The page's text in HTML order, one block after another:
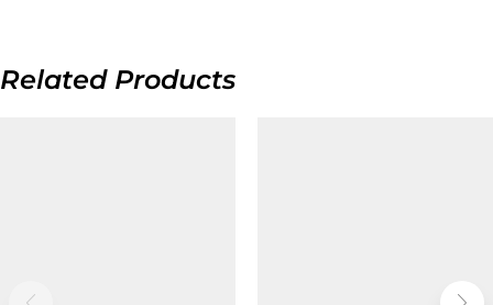
Related Products